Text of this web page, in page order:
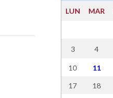
LUN MAR
3 4
10 11
17 18